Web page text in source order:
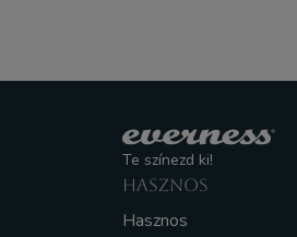
Te színezd ki!
HASZNOS
Hasznos